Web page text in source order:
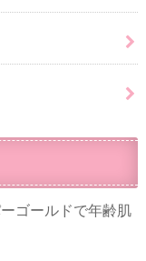
ゴールドで年齢肌